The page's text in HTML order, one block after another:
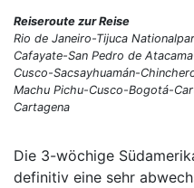
Reiseroute zur Reise
Rio de Janeiro-Tijuca
Cafayate-San Pedro de
Cusco-Sacsayhuamán-
Machu Pichu-Cusco-Bogotá-
Cartagena
Die 3-wöchige
definitiv eine sehr